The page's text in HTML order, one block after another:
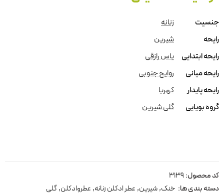
جنسیت
زنانه
رایحه
شیرین
رایحه ابتدایی
یاس رازقی
رایحه میانی
روایح جنوبی
رایحه پایدار
کهربا
گروه بویایی
گلی شیرین
کد محصول:3139
دسته بندی ها: خنک,شیرین, عطر ادکلن زنانه, عطروادکلن,گلی